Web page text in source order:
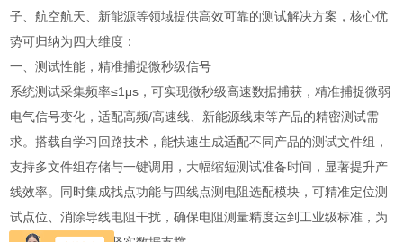
子、航空航天、新能源等领域提供高效可靠的测试解决方案，核心优
势可归纳为四大维度：
一、测试性能，精准捕捉微秒级信号
系统测试采集频率≤1μs，可实现微秒级高速数据捕获，精准捕捉微弱
电气信号变化，适配高频/高速线、新能源线束等产品的精密测试需
求。搭载自学习回路技术，能快速生成适配不同产品的测试文件组，
支持多文件组存储与一键调用，大幅缩短测试准备时间，显著提升产
线效率。同时集成找点功能与四线点测电阻选配模块，可精准定位测
试点位、消除导线电阻干扰，确保电阻测量精度达到工业级标准，为